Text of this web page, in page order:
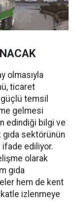
olmasıyla
ticaret
güçlü temsil
gelmesi
edindiği bilgi ve
gıda sektörünün
ifade ediliyor.
olarak
gıda
hem de kent
izlenmeye